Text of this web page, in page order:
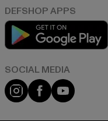
Instagram
FacebookYouTube